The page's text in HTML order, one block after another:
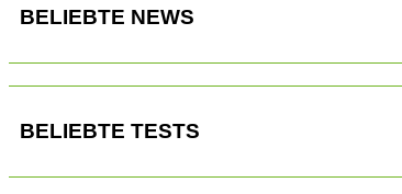
BELIEBTE NEWS
BELIEBTE TESTS